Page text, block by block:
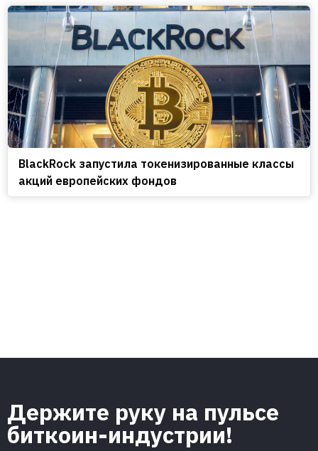
BlackRock запустила токенизированные классы
акций европейских фондов
Держите руку на пульсе
биткоин-индустрии!